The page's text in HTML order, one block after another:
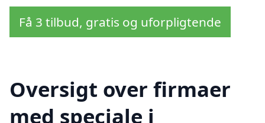
Få 3 tilbud, gratis og uforpligtende
Oversigt over firmaer
med speciale i